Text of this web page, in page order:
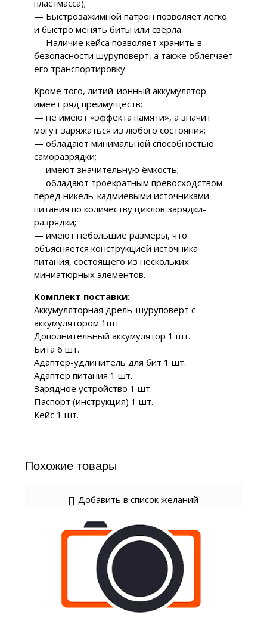
пластмасса);
— Быстрозажимной патрон позволяет легко
и быстро менять биты или сверла.
— Наличие кейса позволяет хранить в
безопасности шуруповерт, а также облегчает
его транспортировку.
Кроме того, литий-ионный аккумулятор
имеет ряд преимуществ:
— не имеют «эффекта памяти», а значит
могут заряжаться из любого состояния;
— обладают минимальной способностью
саморазрядки;
— имеют значительную ёмкость;
— обладают троекратным превосходством
перед никель-кадмиевыми источниками
питания по количеству циклов зарядки-
разрядки;
— имеют небольшие размеры, что
объясняется конструкцией источника
питания, состоящего из нескольких
миниатюрных элементов.
Комплект поставки:
Аккумуляторная дрель-шуруповерт с
аккумулятором 1шт.
Дополнительный аккумулятор 1 шт.
Бита 6 шт.
Адаптер-удлинитель для бит 1 шт.
Адаптер питания 1 шт.
Зарядное устройство 1 шт.
Паспорт (инструкция) 1 шт.
Кейс 1 шт.
Похожие товары
Добавить в список желаний